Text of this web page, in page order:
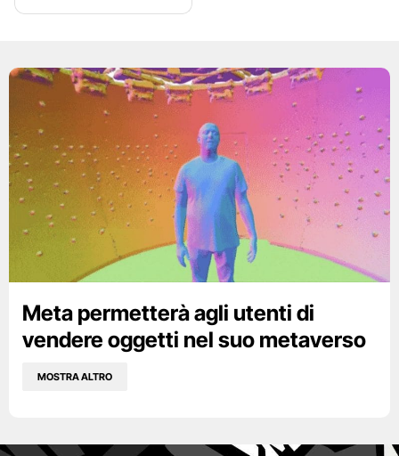
Meta permetterà agli utenti di
vendere oggetti nel suo metaverso
MOSTRA ALTRO